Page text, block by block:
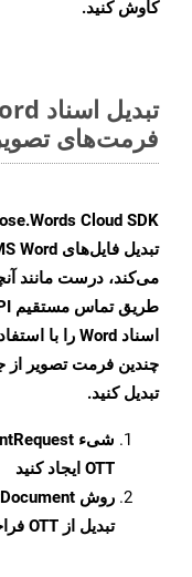
کاوش کنید.
فرمت‌های
تبدیل کنید.
شیء
OTT ایجاد کنید
روش
تبدیل از OTT فراخوانی کنید.